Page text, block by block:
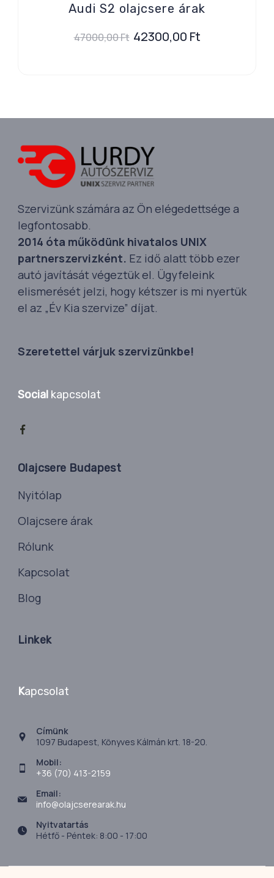
Audi S2 olajcsere árak
47000,00Ft 42300,00 Ft
Szervizünk számára az Ön elégedettsége a
legfontosabb.
2014 óta működünk hivatalos UNIX
partnerszervizként. Ez idő alatt több ezer
autó javítását végeztük el. Ügyfeleink
elismerését jelzi, hogy kétszer is mi nyertük
el az „Év Kia szervize” díjat.
Szeretettel várjuk szervizünkbe!
Social kapcsolat
Olajcsere Budapest
Nyitólap
Olajcsere árak
Rólunk
Kapcsolat
Blog
Linkek
Kapcsolat
Címünk
1097 Budapest, Könyves Kálmán krt. 18-20.
Mobil:
+36 (70) 413-2159
Email:
info@olajcserearak.hu
Nyitvatartás
Hétfő - Péntek: 8:00 - 17:00